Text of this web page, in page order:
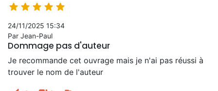
    
24/11/2025 15:34
Par Jean-Paul
Dommage pas d'auteur
Je recommande cet ouvrage mais je n'ai pas réussi à
trouver le nom de l'auteur